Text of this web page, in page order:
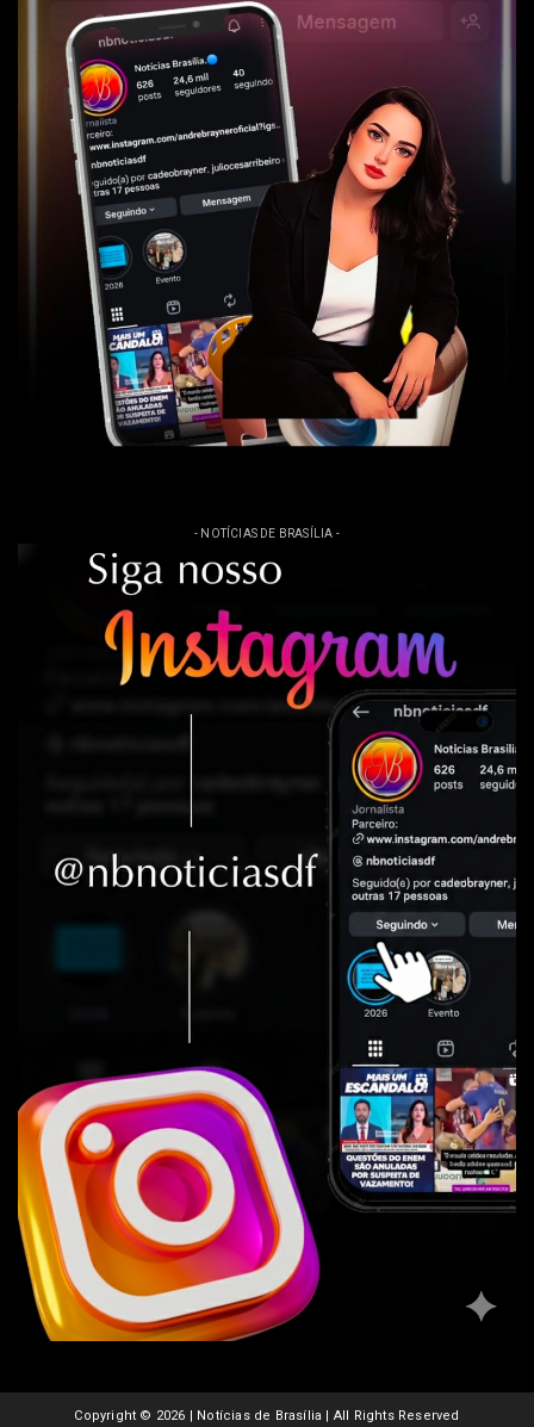
- NOTÍCIAS DE BRASÍLIA -
Copyright © 2026 | Notícias de Brasília | All Rights Reserved